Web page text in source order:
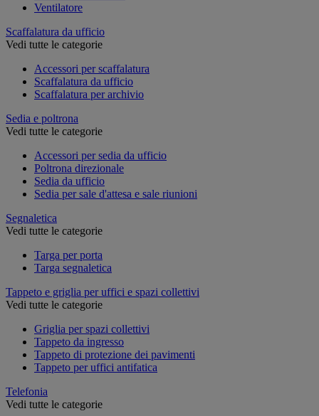
Ventilatore
Scaffalatura da ufficio
Vedi tutte le categorie
Accessori per scaffalatura
Scaffalatura da ufficio
Scaffalatura per archivio
Sedia e poltrona
Vedi tutte le categorie
Accessori per sedia da ufficio
Poltrona direzionale
Sedia da ufficio
Sedia per sale d'attesa e sale riunioni
Segnaletica
Vedi tutte le categorie
Targa per porta
Targa segnaletica
Tappeto e griglia per uffici e spazi collettivi
Vedi tutte le categorie
Griglia per spazi collettivi
Tappeto da ingresso
Tappeto di protezione dei pavimenti
Tappeto per uffici antifatica
Telefonia
Vedi tutte le categorie